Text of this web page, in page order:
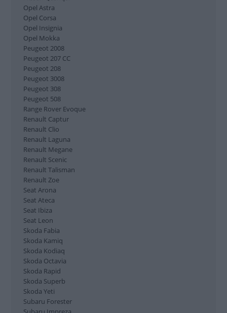
Mercedes C-klass
Mercedes CLA
Mercedes E-klass
Mercedes GLC
Mercedes GLK
Mercedes SLK
Mini Cooper
Mini Countryman
Mitsubishi Lancer
Mitsubishi Outlander
Nissan Leaf
Nissan Micra
Nissan Pulsar
Nissan Qashqai
Opel Astra
Opel Corsa
Opel Insignia
Opel Mokka
Peugeot 2008
Peugeot 207 CC
Peugeot 208
Peugeot 3008
Peugeot 308
Peugeot 508
Range Rover Evoque
Renault Captur
Renault Clio
Renault Laguna
Renault Megane
Opel Astra
Opel Corsa
Opel Insignia
Opel Mokka
Peugeot 2008
Peugeot 207 CC
Peugeot 208
Peugeot 3008
Peugeot 308
Peugeot 508
Range Rover Evoque
Renault Captur
Renault Clio
Renault Laguna
Renault Megane
Renault Scenic
Renault Talisman
Renault Zoe
Seat Arona
Seat Ateca
Seat Ibiza
Seat Leon
Skoda Fabia
Skoda Kamiq
Skoda Kodiaq
Skoda Octavia
Skoda Rapid
Skoda Superb
Skoda Yeti
Subaru Forester